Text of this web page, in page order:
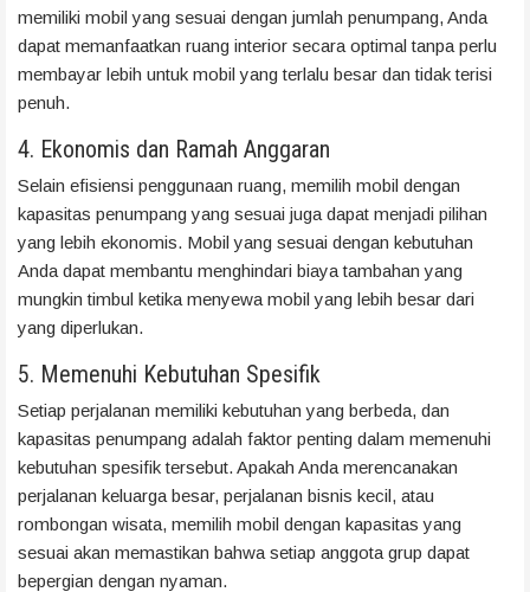
memiliki mobil yang sesuai dengan jumlah penumpang, Anda
dapat memanfaatkan ruang interior secara optimal tanpa perlu
membayar lebih untuk mobil yang terlalu besar dan tidak terisi
penuh.
4. Ekonomis dan Ramah Anggaran
Selain efisiensi penggunaan ruang, memilih mobil dengan
kapasitas penumpang yang sesuai juga dapat menjadi pilihan
yang lebih ekonomis. Mobil yang sesuai dengan kebutuhan
Anda dapat membantu menghindari biaya tambahan yang
mungkin timbul ketika menyewa mobil yang lebih besar dari
yang diperlukan.
5. Memenuhi Kebutuhan Spesifik
Setiap perjalanan memiliki kebutuhan yang berbeda, dan
kapasitas penumpang adalah faktor penting dalam memenuhi
kebutuhan spesifik tersebut. Apakah Anda merencanakan
perjalanan keluarga besar, perjalanan bisnis kecil, atau
rombongan wisata, memilih mobil dengan kapasitas yang
sesuai akan memastikan bahwa setiap anggota grup dapat
bepergian dengan nyaman.